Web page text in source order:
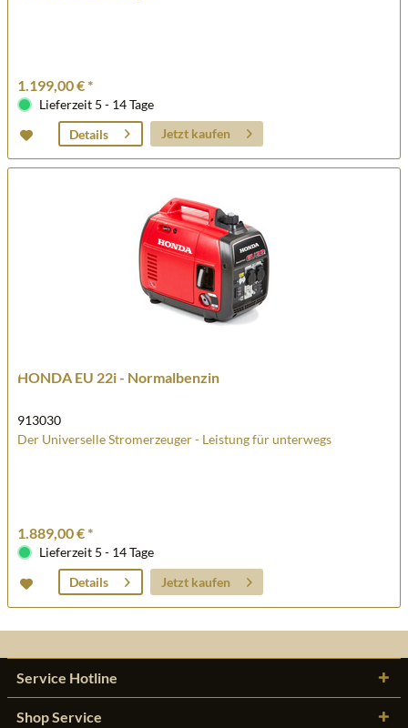
1.199,00 € *
Lieferzeit 5 - 14 Tage
Details
Jetzt kaufen
HONDA EU 22i - Normalbenzin
913030
Der Universelle Stromerzeuger - Leistung für unterwegs
1.889,00 € *
Lieferzeit 5 - 14 Tage
Details
Jetzt kaufen
Service Hotline
Shop Service